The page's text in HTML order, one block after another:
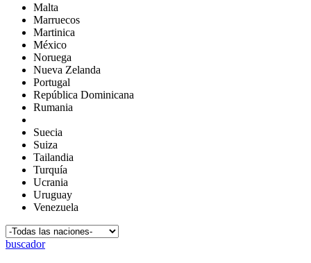
Malta
Marruecos
Martinica
México
Noruega
Nueva Zelanda
Portugal
República Dominicana
Rumania
Suecia
Suiza
Tailandia
Turquía
Ucrania
Uruguay
Venezuela
buscador